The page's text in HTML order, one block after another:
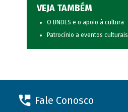
VEJA TAMBÉM
O BNDES e o apoio à cultura
Patrocínio a eventos culturais
Fale Conosco